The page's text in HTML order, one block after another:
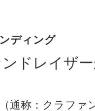
ディング
ンドレイザ
通称：クラファ